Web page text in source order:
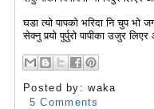
घडा त्यो पापको भरिदा नि चुप भो
सेक्नु पर्‍यो पुर्पुरो पापीका उजुर
Posted by:waka
5 Comments